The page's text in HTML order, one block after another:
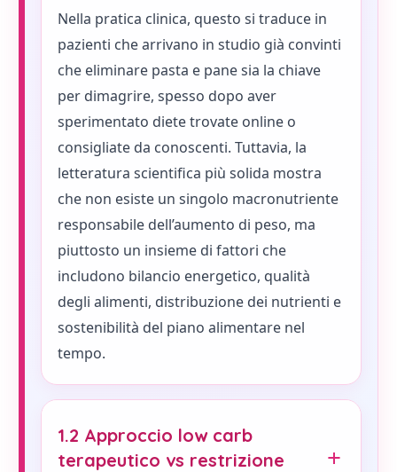
Nella pratica clinica, questo si traduce in
pazienti che arrivano in studio già convinti
che eliminare pasta e pane sia la chiave
per dimagrire, spesso dopo aver
sperimentato diete trovate online o
consigliate da conoscenti. Tuttavia, la
letteratura scientifica più solida mostra
che non esiste un singolo macronutriente
responsabile dell’aumento di peso, ma
piuttosto un insieme di fattori che
includono bilancio energetico, qualità
degli alimenti, distribuzione dei nutrienti e
sostenibilità del piano alimentare nel
tempo.
1.2 Approccio low carb
terapeutico vs restrizione